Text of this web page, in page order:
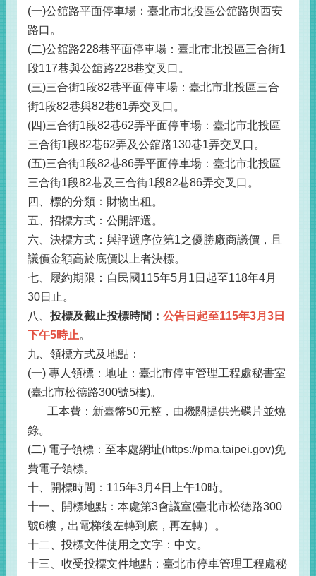
(一)公舘路平面停車場：臺北市北投區公舘路與西安
路口。
(二)公舘路228巷平面停車場：臺北市北投區三合街1
段117巷與公舘路228巷交叉口。
(三)三合街1段82巷平面停車場：臺北市北投區三合
街1段82巷與82巷61弄交叉口。
(四)三合街1段82巷62弄平面停車場：臺北市北投區
三合街1段82巷62弄及公舘路130巷1弄交叉口。
(五)三合街1段82巷86弄平面停車場：臺北市北投區
三合街1段82巷及三合街1段82巷86弄交叉口。
四、標的分類：財物出租。
五、招標方式：公開評選。
六、決標方式：與評選序位第1之優勝廠商議價，且
議價金額高於底價以上者決標。
七、履約期限：自民國115年5月1日起至118年4月
30日止。
八、 投標及截止投標時間： 公告日起至115年3月3日
下午5時止。
九、領標方式及地點：
(一) 專人領標：地址：臺北市停車管理工程處秘書室
(臺北市松德路300號5樓)。
工本費：新臺幣50元整，由機關提供光碟片並燒
錄。
(二) 電子領標：至本處網址(https://pma.taipei.gov)免
費電子領標。
十、開標時間：115年3月4日上午10時。
十一、開標地點：本處第3會議室(臺北市松德路300
號6樓，出電梯後左轉到底，再左轉）。
十二、投標文件使用之文字：中文。
十三、收受投標文件地點：臺北市停車管理工程處秘